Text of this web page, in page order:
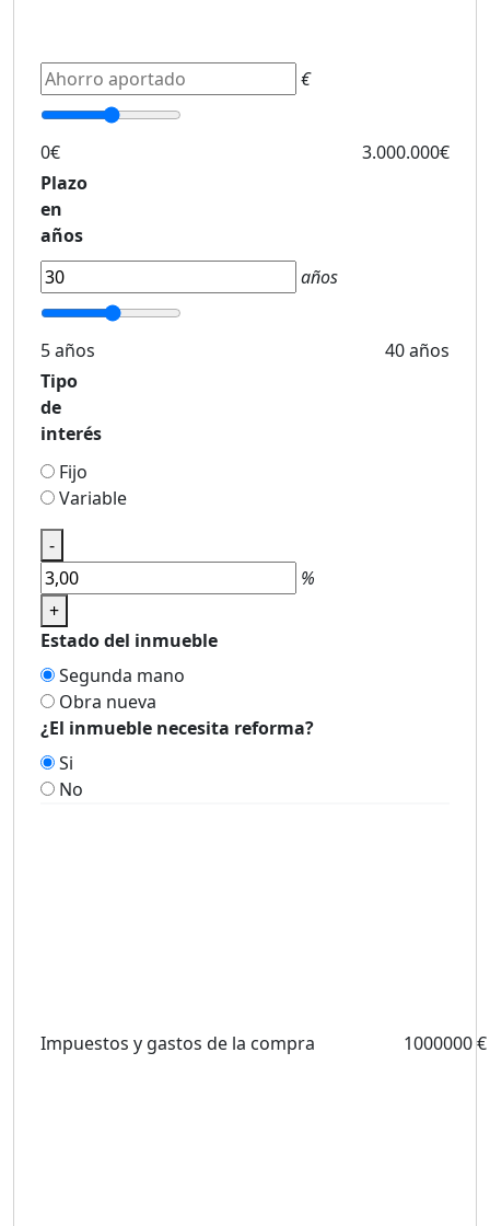
€
0€
3.000.000€
Plazo
en
años
años
5 años
40 años
Tipo
de
interés
Fijo
Variable
-
%
+
Estado del inmueble
Segunda mano
Obra nueva
¿El inmueble necesita reforma?
Si
No
Impuestos y gastos de la compra 1000000 €